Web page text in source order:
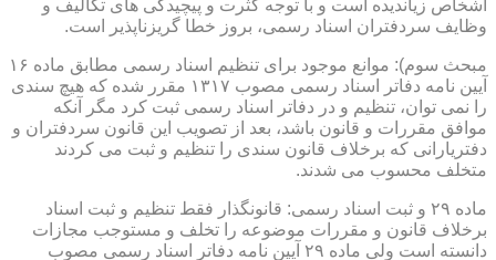
اشخاص زیاندیده است و با توجه کثرت و پیچیدگی های تکالیف و
وظایف سردفتران اسناد رسمی، بروز خطا گریزناپذیر است.
مبحث سوم): موانع موجود برای تنظیم اسناد رسمی مطابق ماده ۱۶
آیین نامه دفاتر اسناد رسمی مصوب ۱۳۱۷ مقرر شده که هیچ سندی
را نمی توان، تنظیم و در دفاتر اسناد رسمی ثبت کرد مگر آنکه
موافق مقررات و قانون باشد، بعد از تصویب این قانون سردفتران و
دفتریارانی که برخلاف قانون سندی را تنظیم و ثبت می کردند
متخلف محسوب می شدند.
ماده ۲۹ و ثبت اسناد رسمی: قانونگذار فقط تنظیم و ثبت اسناد
برخلاف قانون و مقررات موضوعه را تخلف و مستوجب مجازات
دانسته است ولی ماده ۲۹ آیین نامه دفاتر اسناد رسمی مصوب